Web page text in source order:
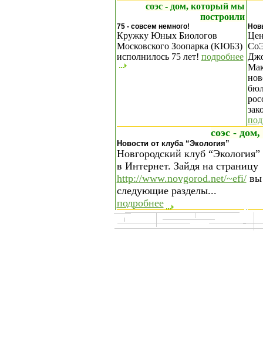
соэс - дом, который мы
построили
75 - совсем немного!
Кружку Юных Биологов
Московского Зоопарка (КЮБЗ)
исполнилось 75 лет! подробнее
соэс -
Новости от клуба “Экология”
Новгородский клуб
в Интернет. Зайдя на страницу
http://www.novgorod.net/~efi/вы
следующие разделы...
подробнее